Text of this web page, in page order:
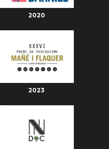
2020
2023